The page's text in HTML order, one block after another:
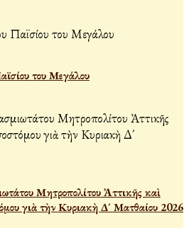
του Μεγάλου
Μητροπολίτου Ἀττικῆς καὶ
γιὰ τὴν Κυριακὴ Δ´ Ματθαίου 2026